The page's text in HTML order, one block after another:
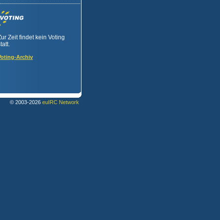
Zeit findet kein Voting
Archiv
© 2003-2026 euIRC Network